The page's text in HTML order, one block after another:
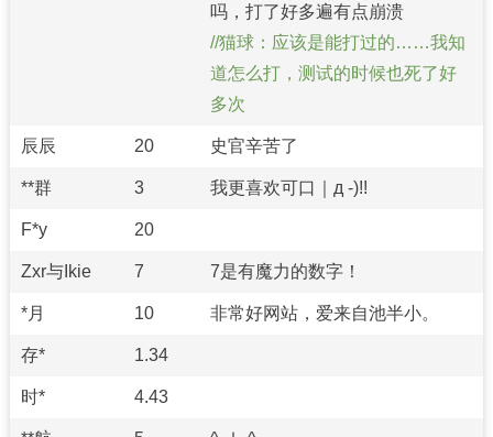
吗，打了好多遍有点崩溃
猫球：应该是能打过的……我知
道怎么打，测试的时候也死了好
多次
辰辰 20 史官辛苦了
**群 3 我更喜欢可口｜д -)!!
F*y 20
Zxr与Ikie 7 7是有魔力的数字！
*月 10 非常好网站，爱来自池半小。
存* 1.34
时* 4.43